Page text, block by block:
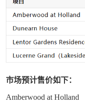
市场预计售价如下：
Amberwood at Holland